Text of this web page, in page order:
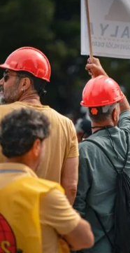
Μεσολόγγι
Αναλυτικό
πρόγραμμα